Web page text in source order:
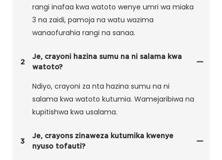
rangi inafaa kwa watoto wenye umri wa miaka
3 na zaidi, pamoja na watu wazima
wanaofurahia rangi na sanaa.
2
Je, crayoni hazina sumu na ni salama kwa
watoto?
Ndiyo, crayoni za nta hazina sumu na ni
salama kwa watoto kutumia. Wamejaribiwa na
kupitishwa kwa usalama.
3
Je, crayons zinaweza kutumika kwenye
nyuso tofauti?